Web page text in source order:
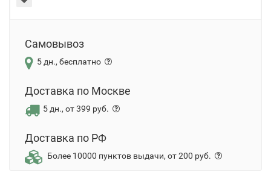
Самовывоз
5 дн., бесплатно
Доставка по Москве
5 дн., от 399 руб.
Доставка по РФ
Более 10000 пунктов выдачи, от 200 руб.